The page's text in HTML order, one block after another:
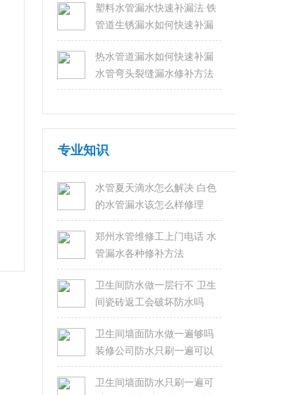
塑料水管漏水快速补漏法 铁
管道生锈漏水如何快速补漏
热水管道漏水如何快速补漏
水管弯头裂缝漏水修补方法
专业知识
水管夏天滴水怎么解决 白色
的水管漏水该怎么样修理
郑州水管维修工上门电话 水
管漏水各种修补方法
卫生间防水做一层行不 卫生
间瓷砖返工会破坏防水吗
卫生间墙面防水做一遍够吗
装修公司防水只刷一遍可以
吗
卫生间墙面防水只刷一遍可